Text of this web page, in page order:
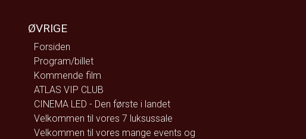
ØVRIGE
Forsiden
Program/billet
Kommende film
ATLAS VIP CLUB
CINEMA LED - Den første i landet
Velkommen til vores 7 luksussale
Velkommen til vores mange events og